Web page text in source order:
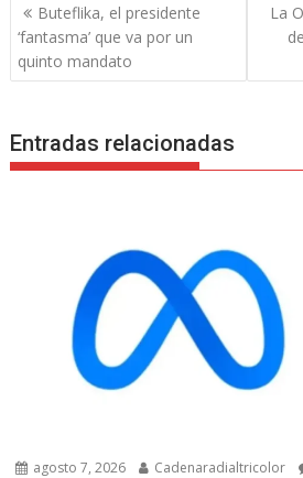
Navegación
de
entradas
Buteflika, el presidente
‘fantasma’ que va por un
quinto mandato
La
Entradas relacionadas
agosto 7, 2026 Cadenaradialtricolor